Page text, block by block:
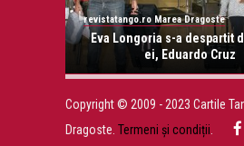
revistatango.ro Marea Dragoste
Eva Longoria s-a despartit
ei, Eduardo Cruz
Copyright © 2009 - 2023 Cartile
Dragoste. Termeni și condiții.